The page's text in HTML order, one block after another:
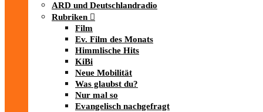
ARD und Deutschlandradio
Rubriken
Film
Ev. Film des Monats
Himmlische Hits
KiBi
Neue Mobilität
Was glaubst du?
Nur mal so
Evangelisch nachgefragt